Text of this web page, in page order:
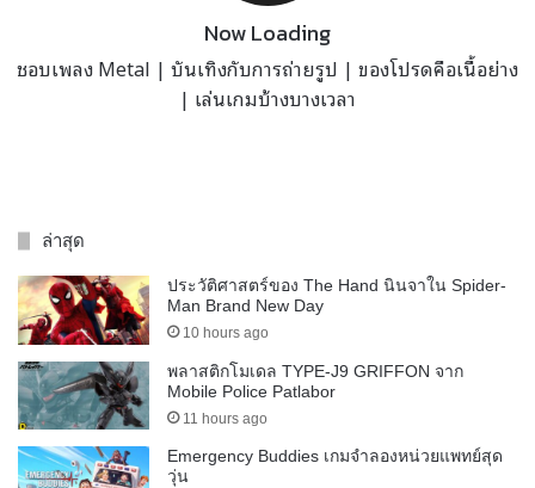
Now Loading
ชอบเพลง Metal | บันเทิงกับการถ่ายรูป | ของโปรดคือเนื้อย่าง
| เล่นเกมบ้างบางเวลา
ล่าสุด
ประวัติศาสตร์ของ The Hand นินจาใน Spider-
Man Brand New Day
10 hours ago
พลาสติกโมเดล TYPE-J9 GRIFFON จาก
Mobile Police Patlabor
11 hours ago
Emergency Buddies เกมจำลองหน่วยแพทย์สุด
วุ่น